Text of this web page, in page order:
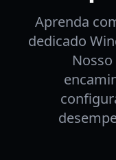
Aprenda
dedicado